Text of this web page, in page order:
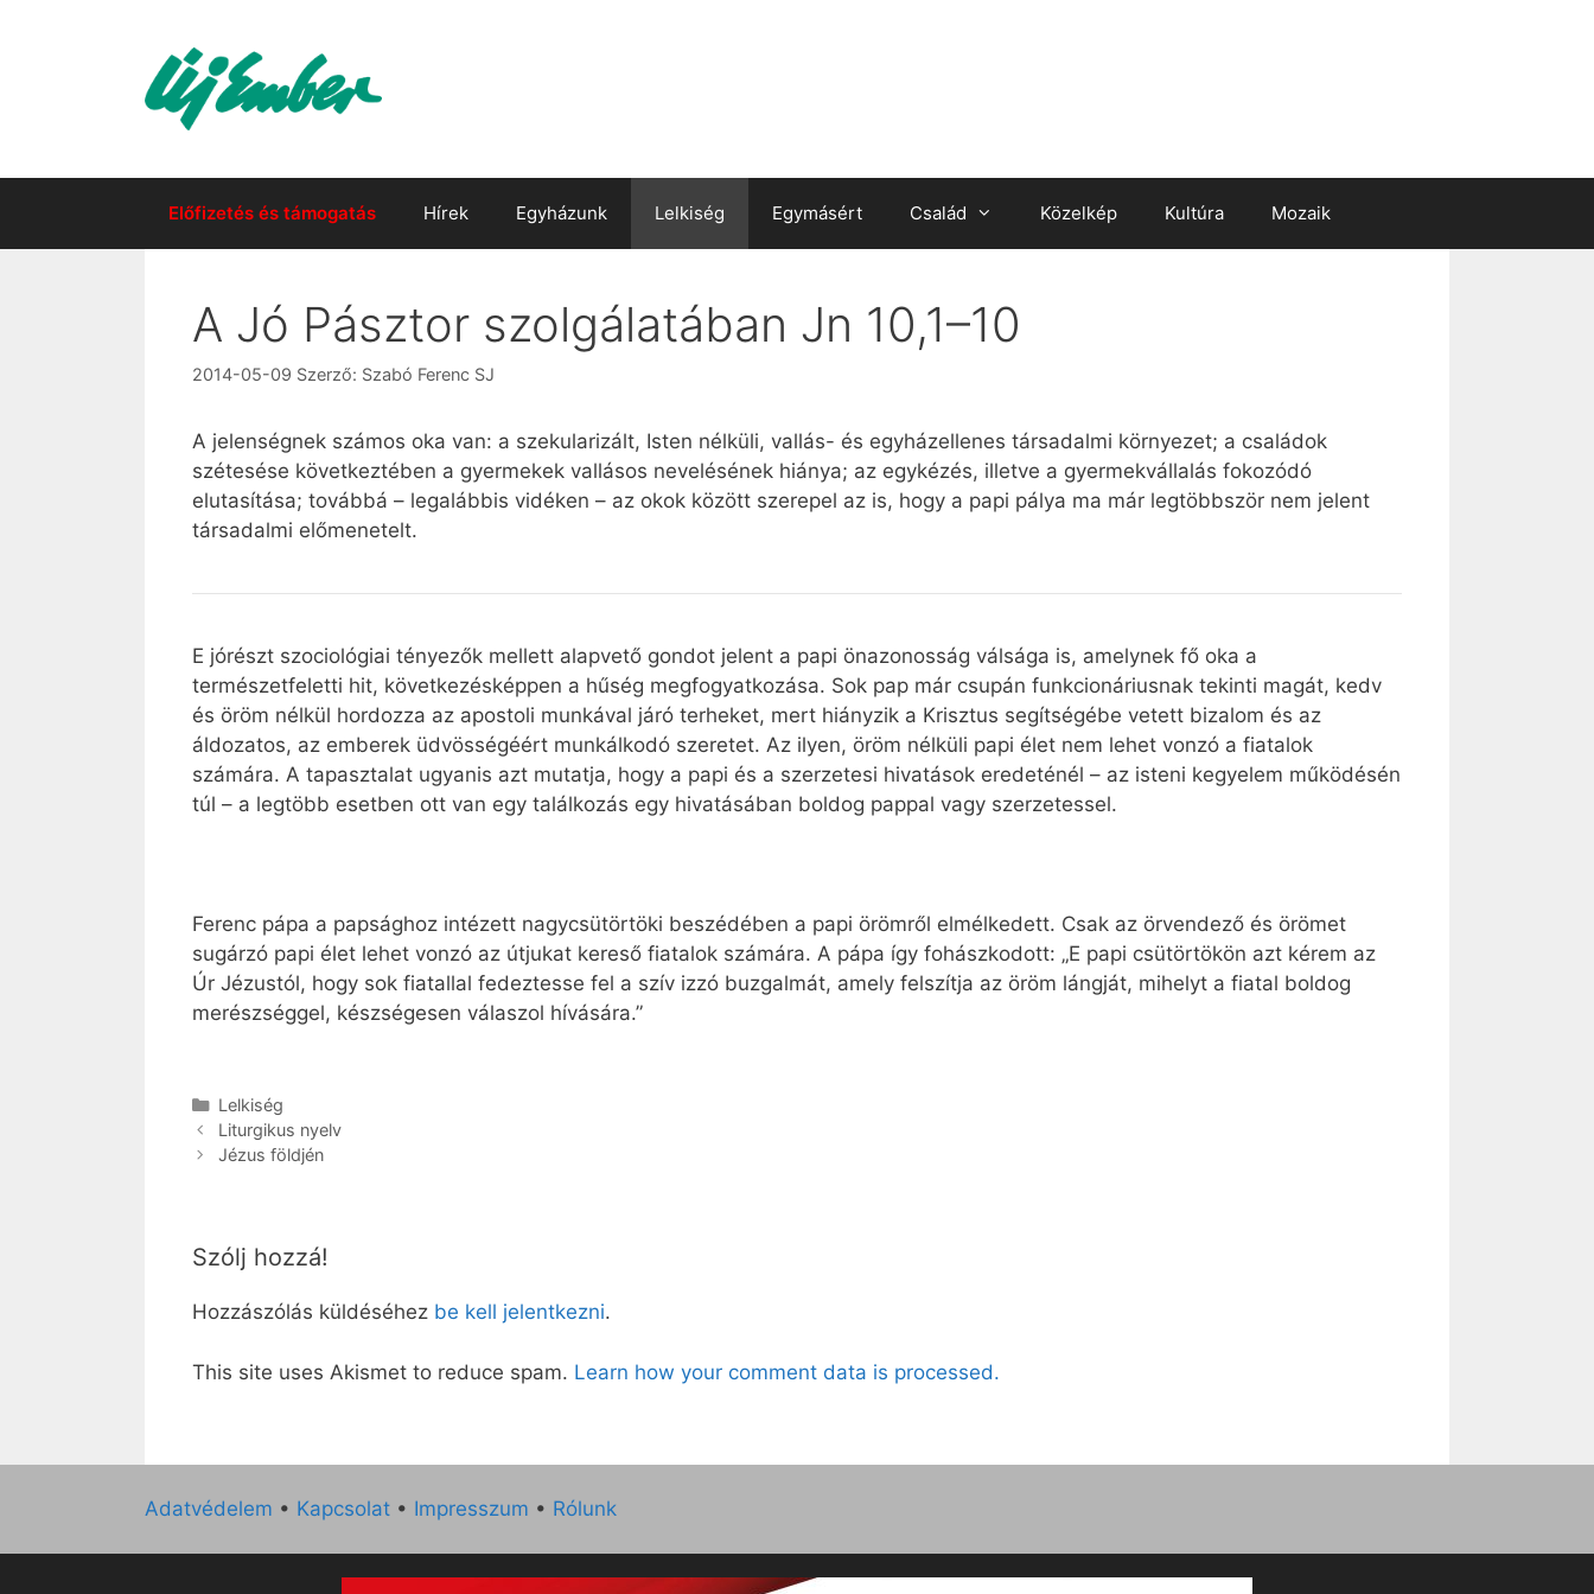
Előfizetés és támogatás Hírek Egyházunk Lelkiség Egymásért Család Közelkép Kultúra Mozaik
A Jó Pásztor szolgálatában Jn 10,1–10
2014-05-09 Szerző: Szabó Ferenc SJ
A jelenségnek számos oka van: a szekularizált, Isten nélküli, vallás- és egyházellenes társadalmi környezet; a családok
szétesése következtében a gyermekek vallásos nevelésének hiánya; az egykézés, illetve a gyermekvállalás fokozódó
elutasítása; továbbá – legalábbis vidéken – az okok között szerepel az is, hogy a papi pálya ma már legtöbbször nem jelent
társadalmi előmenetelt.
E jórészt szociológiai tényezők mellett alapvető gondot jelent a papi önazonosság válsága is, amelynek fő oka a
természetfeletti hit, következésképpen a hűség megfogyatkozása. Sok pap már csupán funkcionáriusnak tekinti magát, kedv
és öröm nélkül hordozza az apostoli munkával járó terheket, mert hiányzik a Krisztus segítségébe vetett bizalom és az
áldozatos, az emberek üdvösségéért munkálkodó szeretet. Az ilyen, öröm nélküli papi élet nem lehet vonzó a fiatalok
számára. A tapasztalat ugyanis azt mutatja, hogy a papi és a szerzetesi hivatások eredeténél – az isteni kegyelem működésén
túl – a legtöbb esetben ott van egy találkozás egy hivatásában boldog pappal vagy szerzetessel.
Ferenc pápa a papsághoz intézett nagycsütörtöki beszédében a papi örömről elmélkedett. Csak az örvendező és örömet
sugárzó papi élet lehet vonzó az útjukat kereső fiatalok számára. A pápa így fohászkodott: „E papi csütörtökön azt kérem az
Úr Jézustól, hogy sok fiatallal fedeztesse fel a szív izzó buzgalmát, amely felszítja az öröm lángját, mihelyt a fiatal boldog
merészséggel, készségesen válaszol hívására.”
Kategória
Lelkiség
Liturgikus nyelv
Jézus földjén
Szólj hozzá!
Hozzászólás küldéséhez be kell jelentkezni.
This site uses Akismet to reduce spam. Learn how your comment data is processed.
Adatvédelem • Kapcsolat • Impresszum • Rólunk